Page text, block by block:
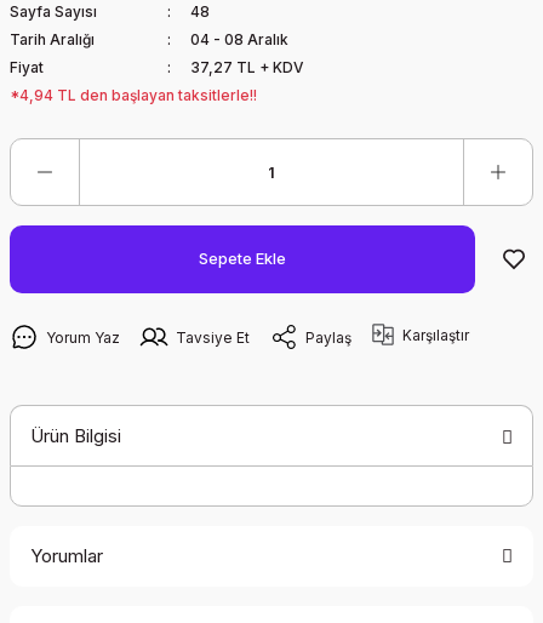
Sayfa Sayısı
48
Tarih Aralığı
04 - 08 Aralık
Fiyat
37,27 TL + KDV
*4,94 TL den başlayan taksitlerle!!
Sepete Ekle
Yorum Yaz Tavsiye Et Paylaş Karşılaştır
Ürün Bilgisi
Yorumlar